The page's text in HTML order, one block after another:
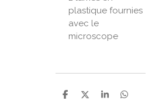
plastique fournies
avec le
microscope
P P P P